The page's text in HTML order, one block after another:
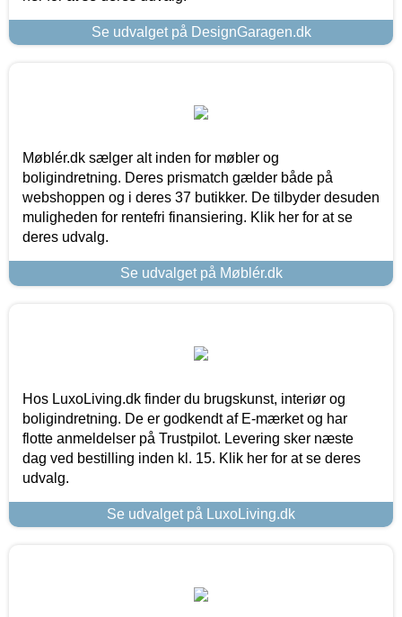
Se udvalget på DesignGaragen.dk
Møblér.dk sælger alt inden for møbler og
boligindretning. Deres prismatch gælder både på
webshoppen og i deres 37 butikker. De tilbyder desuden
muligheden for rentefri finansiering. Klik her for at se
deres udvalg.
Se udvalget på Møblér.dk
Hos LuxoLiving.dk finder du brugskunst, interiør og
boligindretning. De er godkendt af E-mærket og har
flotte anmeldelser på Trustpilot. Levering sker næste
dag ved bestilling inden kl. 15. Klik her for at se deres
udvalg.
Se udvalget på LuxoLiving.dk